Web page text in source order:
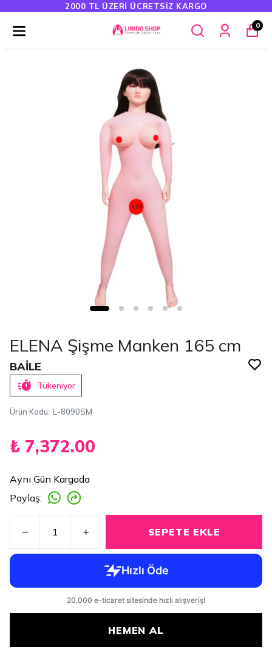
2000 TL ÜZERI ÜCRETSIZ KARGO
0
ELENA Şişme Manken 165 cm
BAİLE
Tükeniyor
Ürün Kodu: L-8090SM
₺ 7,372.00
Aynı Gün Kargoda
Paylaş:
SEPETE EKLE
HEMEN AL